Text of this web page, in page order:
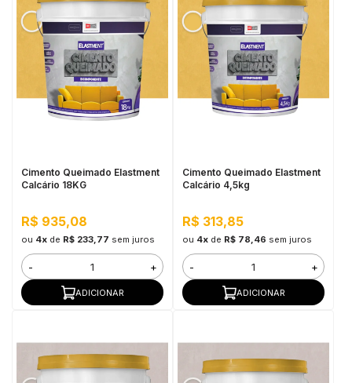
Cimento Queimado Elastment
Calcário 18KG
R$ 935,08
ou 4xde R$ 233,77 sem juros
- +
ADICIONAR
Cimento Queimado Elastment
Calcário 4,5kg
R$ 313,85
ou 4xde R$ 78,46 sem juros
- +
ADICIONAR